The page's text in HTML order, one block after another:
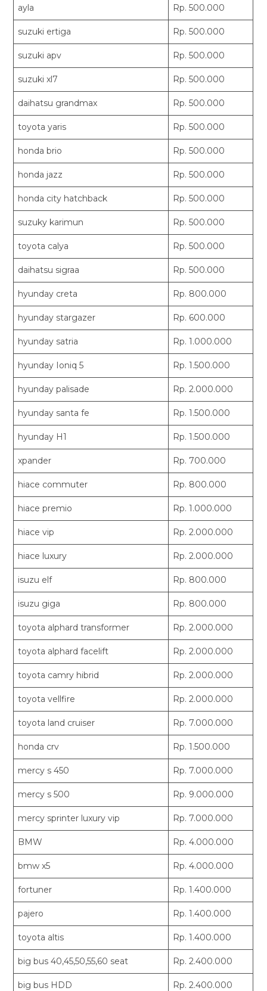
ayla Rp. 500.000
suzuki ertiga Rp. 500.000
suzuki apv Rp. 500.000
suzuki xl7 Rp. 500.000
daihatsu grandmax Rp. 500.000
toyota yaris Rp. 500.000
honda brio Rp. 500.000
honda jazz Rp. 500.000
honda city hatchback Rp. 500.000
suzuky karimun Rp. 500.000
toyota calya Rp. 500.000
daihatsu sigraa Rp. 500.000
hyunday creta Rp. 800.000
hyunday stargazer Rp. 600.000
hyunday satria Rp. 1.000.000
hyunday Ioniq 5 Rp. 1.500.000
hyunday palisade Rp. 2.000.000
hyunday santa fe Rp. 1.500.000
hyunday H1 Rp. 1.500.000
xpander Rp. 700.000
hiace commuter Rp. 800.000
hiace premio Rp. 1.000.000
hiace vip Rp. 2.000.000
hiace luxury Rp. 2.000.000
isuzu elf Rp. 800.000
isuzu giga Rp. 800.000
toyota alphard transformer Rp. 2.000.000
toyota alphard facelift Rp. 2.000.000
toyota camry hibrid Rp. 2.000.000
toyota vellfire Rp. 2.000.000
toyota land cruiser Rp. 7.000.000
honda crv Rp. 1.500.000
mercy s 450 Rp. 7.000.000
mercy s 500 Rp. 9.000.000
mercy sprinter luxury vip Rp. 7.000.000
BMW Rp. 4.000.000
bmw x5 Rp. 4.000.000
fortuner Rp. 1.400.000
pajero Rp. 1.400.000
toyota altis Rp. 1.400.000
big bus 40,45,50,55,60 seat Rp. 2.400.000
big bus HDD Rp. 2.400.000